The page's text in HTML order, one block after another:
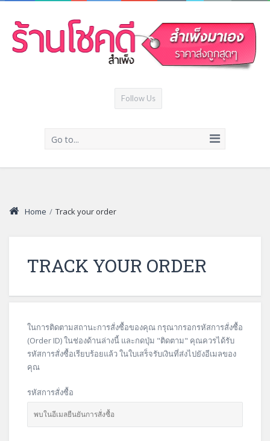
Follow Us
Go to...
Home / Track your order
TRACK YOUR ORDER
ในการติดตามสถานะการสั่งซื้อของคุณ กรุณากรอกรหัสการสั่งซื้อ
(Order ID) ในช่องด้านล่างนี้ และกดปุ่ม "ติดตาม" คุณควรได้รับ
รหัสการสั่งซื้อเรียบร้อยแล้ว ในใบเสร็จรับเงินที่ส่งไปยังอีเมลของ
คุณ
รหัสการสั่งซื้อ